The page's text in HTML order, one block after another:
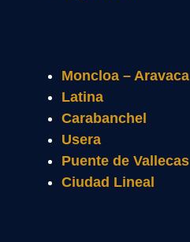
Moncloa – Aravaca
Latina
Carabanchel
Usera
Puente de Vallecas
Ciudad Lineal